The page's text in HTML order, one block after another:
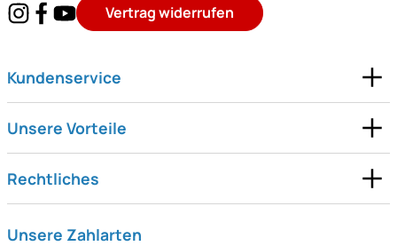
Vertrag widerrufen
Kundenservice
Unsere Vorteile
Rechtliches
Unsere Zahlarten